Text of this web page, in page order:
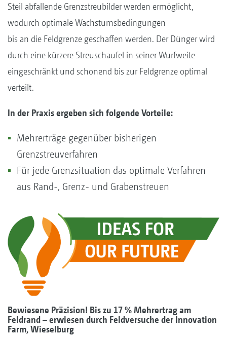
Steil abfallende Grenzstreubilder werden ermöglicht,
wodurch optimale Wachstumsbedingungen
bis an die Feldgrenze geschaffen werden. Der Dünger wird
durch eine kürzere Streuschaufel in seiner Wurfweite
eingeschränkt und schonend bis zur Feldgrenze optimal
verteilt.
In der Praxis ergeben sich folgende Vorteile:
Mehrerträge gegenüber bisherigen
Grenzstreuverfahren
Für jede Grenzsituation das optimale Verfahren
aus Rand-, Grenz- und Grabenstreuen
Bewiesene Präzision! Bis zu 17 % Mehrertragam
Feldrand – erwiesen durch Feldversuche der Innovation
Farm, Wieselburg